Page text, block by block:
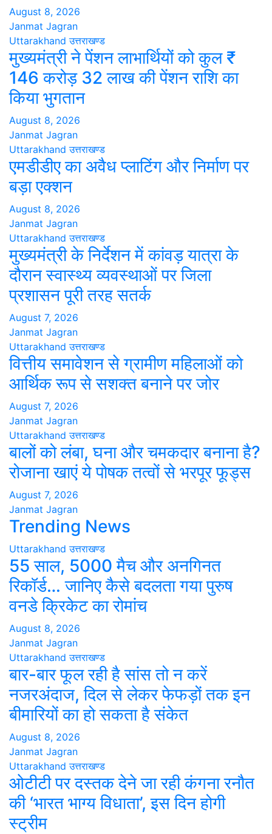
August 8, 2026
Janmat Jagran
Uttarakhand उत्तराखण्ड
मुख्यमंत्री ने पेंशन लाभार्थियों को कुल ₹
146 करोड़ 32 लाख की पेंशन राशि का
किया भुगतान
August 8, 2026
Janmat Jagran
Uttarakhand उत्तराखण्ड
एमडीडीए का अवैध प्लाटिंग और निर्माण पर
बड़ा एक्शन
August 8, 2026
Janmat Jagran
Uttarakhand उत्तराखण्ड
मुख्यमंत्री के निर्देशन में कांवड़ यात्रा के
दौरान स्वास्थ्य व्यवस्थाओं पर जिला
प्रशासन पूरी तरह सतर्क
August 7, 2026
Janmat Jagran
Uttarakhand उत्तराखण्ड
वित्तीय समावेशन से ग्रामीण महिलाओं को
आर्थिक रूप से सशक्त बनाने पर जोर
August 7, 2026
Janmat Jagran
Uttarakhand उत्तराखण्ड
बालों को लंबा, घना और चमकदार बनाना है?
रोजाना खाएं ये पोषक तत्वों से भरपूर फूड्स
August 7, 2026
Janmat Jagran
Trending News
Uttarakhand उत्तराखण्ड
55 साल, 5000 मैच और अनगिनत
रिकॉर्ड… जानिए कैसे बदलता गया पुरुष
वनडे क्रिकेट का रोमांच
August 8, 2026
Janmat Jagran
Uttarakhand उत्तराखण्ड
बार-बार फूल रही है सांस तो न करें
नजरअंदाज, दिल से लेकर फेफड़ों तक इन
बीमारियों का हो सकता है संकेत
August 8, 2026
Janmat Jagran
Uttarakhand उत्तराखण्ड
ओटीटी पर दस्तक देने जा रही कंगना रनौत
की ‘भारत भाग्य विधाता’, इस दिन होगी
स्ट्रीम